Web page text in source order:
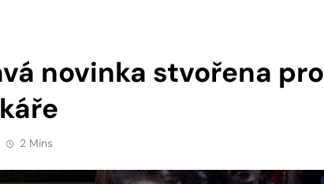
novinka stvořena pro
2 Mins